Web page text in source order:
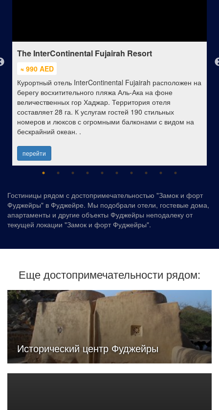
The InterContinental Fujairah Resort
≈ 990 AED
Курортный отель InterContinental Fujairah расположен на
берегу восхитительного пляжа Аль-Ака на фоне
величественных гор Хаджар. Территория отеля
составляет 28 га. К услугам гостей 190 стильных
номеров и люксов с огромными балконами с видом на
бескрайний океан. .
перейти
Гостиницы рядом с достопримечательностью "Замок и форт
Фуджейры" в Фуджейре. Мы подобрали отели, гостевые дома,
апартаменты и другие объекты Фуджейры неподалеку от
текущей локации "Замок и форт Фуджейры".
Еще достопримечательности рядом:
Исторический центр Фуджейры